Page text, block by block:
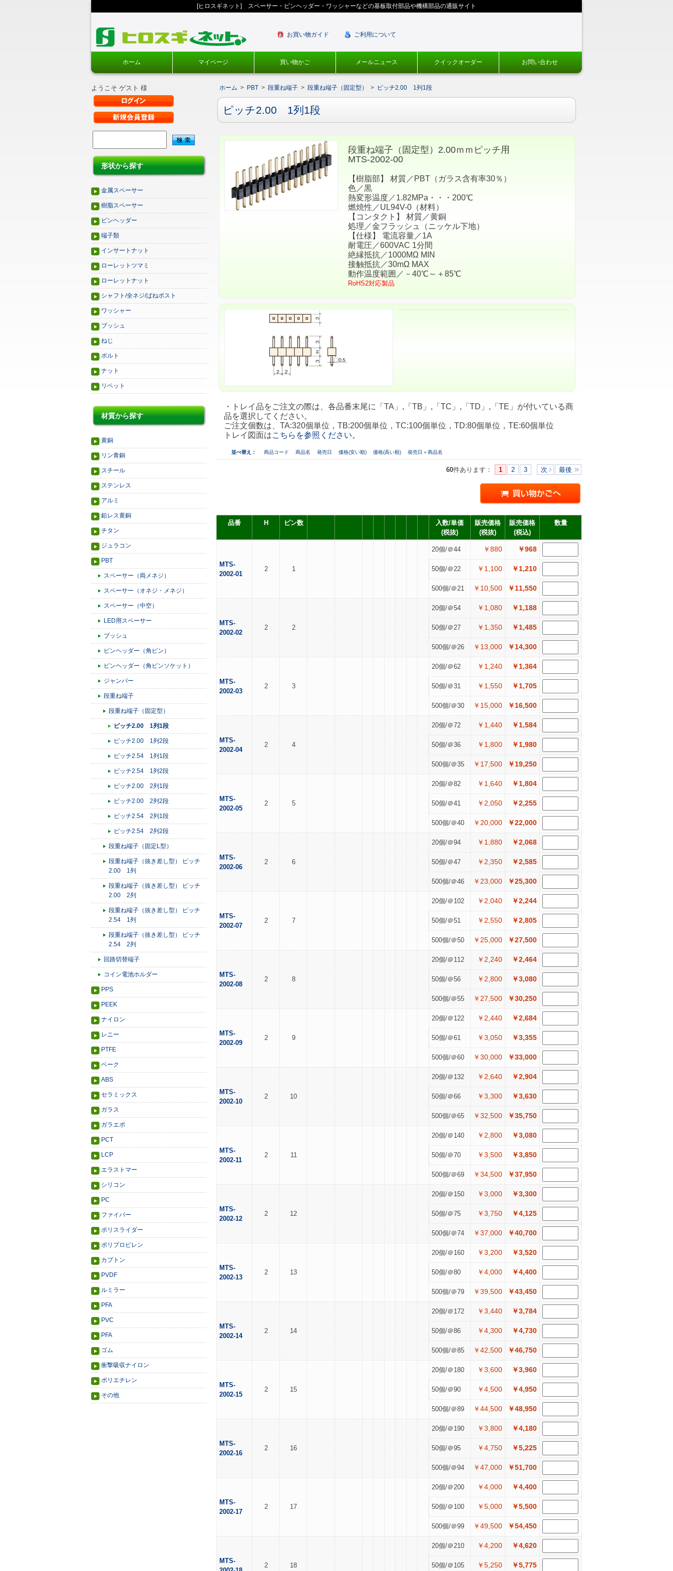
[ヒロスギネット] スペーサー・ピンヘッダー・ワッシャーなどの基板取付部品や機構部品の通販サイト
お買い物ガイド ご利用について
ホーム マイページ 買い物かご メールニュース クイックオーダー お問い合わせ
ようこそ ゲスト 様
形状から探す
金属スペーサー
樹脂スペーサー
ピンヘッダー
端子類
インサートナット
ローレットツマミ
ローレットナット
シャフト/全ネジ/ばねポスト
ワッシャー
ブッシュ
ねじ
ボルト
ナット
リベット
材質から探す
黄銅
リン青銅
スチール
ステンレス
アルミ
鉛レス黄銅
チタン
ジュラコン
PBT
スペーサー（両メネジ）
スペーサー（オネジ・メネジ）
スペーサー（中空）
LED用スペーサー
ブッシュ
ピンヘッダー（角ピン）
ピンヘッダー（角ピンソケット）
ジャンパー
段重ね端子
段重ね端子（固定型）
ピッチ2.00 1列1段
ピッチ2.00 1列2段
ピッチ2.54 1列1段
ピッチ2.54 1列2段
ピッチ2.00 2列1段
ピッチ2.00 2列2段
ピッチ2.54 2列1段
ピッチ2.54 2列2段
段重ね端子（固定L型）
段重ね端子（抜き差し型） ピッチ
2.00 1列
段重ね端子（抜き差し型） ピッチ
2.00 2列
段重ね端子（抜き差し型） ピッチ
2.54 1列
段重ね端子（抜き差し型） ピッチ
2.54 2列
回路切替端子
コイン電池ホルダー
PPS
PEEK
ナイロン
レニー
PTFE
ベーク
ABS
セラミックス
ガラス
ガラエポ
PCT
LCP
エラストマー
シリコン
PC
ファイバー
ポリスライダー
ポリプロピレン
カプトン
PVDF
ルミラー
PFA
PVC
PFA
ゴム
衝撃吸収ナイロン
ポリエチレン
その他
ホーム > PBT > 段重ね端子 > 段重ね端子（固定型） > ピッチ2.00 1列1段
ピッチ2.00 1列1段
段重ね端子（固定型）2.00ｍｍピッチ用
MTS-2002-00
【樹脂部】 材質／PBT（ガラス含有率30％）
色／黒
熱変形温度／1.82MPa・・・200℃
燃焼性／UL94V-0（材料）
【コンタクト】 材質／黄銅
処理／金フラッシュ（ニッケル下地）
【仕様】 電流容量／1A
耐電圧／600VAC 1分間
絶縁抵抗／1000MΩ MIN
接触抵抗／30mΩ MAX
動作温度範囲／－40℃～＋85℃
RoHS2対応製品
・トレイ品をご注文の際は、各品番末尾に「TA」,「TB」,「TC」,「TD」,「TE」が付いている商
品を選択してください。
ご注文個数は、TA:320個単位，TB:200個単位，TC:100個単位，TD:80個単位，TE:60個単位
トレイ図面はこちらを参照ください。
並べ替え： 商品コード 商品名 発売日 価格(安い順) 価格(高い順) 発売日＋商品名
60件あります ： 1 2 3 次 最後
品番 H ピン数
入数/単価
(税抜)
販売価格
(税抜)
販売価格
(税込)
数量
MTS-
2002-01
2 1
20個/＠44 ￥880 ￥968
50個/＠22 ￥1,100 ￥1,210
500個/＠21 ￥10,500 ￥11,550
MTS-
2002-02
2 2
20個/＠54 ￥1,080 ￥1,188
50個/＠27 ￥1,350 ￥1,485
500個/＠26 ￥13,000 ￥14,300
MTS-
2002-03
2 3
20個/＠62 ￥1,240 ￥1,364
50個/＠31 ￥1,550 ￥1,705
500個/＠30 ￥15,000 ￥16,500
MTS-
2002-04
2 4
20個/＠72 ￥1,440 ￥1,584
50個/＠36 ￥1,800 ￥1,980
500個/＠35 ￥17,500 ￥19,250
MTS-
2002-05
2 5
20個/＠82 ￥1,640 ￥1,804
50個/＠41 ￥2,050 ￥2,255
500個/＠40 ￥20,000 ￥22,000
MTS-
2002-06
2 6
20個/＠94 ￥1,880 ￥2,068
50個/＠47 ￥2,350 ￥2,585
500個/＠46 ￥23,000 ￥25,300
MTS-
2002-07
2 7
20個/＠102 ￥2,040 ￥2,244
50個/＠51 ￥2,550 ￥2,805
500個/＠50 ￥25,000 ￥27,500
MTS-
2002-08
2 8
20個/＠112 ￥2,240 ￥2,464
50個/＠56 ￥2,800 ￥3,080
500個/＠55 ￥27,500 ￥30,250
MTS-
2002-09
2 9
20個/＠122 ￥2,440 ￥2,684
50個/＠61 ￥3,050 ￥3,355
500個/＠60 ￥30,000 ￥33,000
MTS-
2002-10
2 10
20個/＠132 ￥2,640 ￥2,904
50個/＠66 ￥3,300 ￥3,630
500個/＠65 ￥32,500 ￥35,750
MTS-
2002-11
2 11
20個/＠140 ￥2,800 ￥3,080
50個/＠70 ￥3,500 ￥3,850
500個/＠69 ￥34,500 ￥37,950
MTS-
2002-12
2 12
20個/＠150 ￥3,000 ￥3,300
50個/＠75 ￥3,750 ￥4,125
500個/＠74 ￥37,000 ￥40,700
MTS-
2002-13
2 13
20個/＠160 ￥3,200 ￥3,520
50個/＠80 ￥4,000 ￥4,400
500個/＠79 ￥39,500 ￥43,450
MTS-
2002-14
2 14
20個/＠172 ￥3,440 ￥3,784
50個/＠86 ￥4,300 ￥4,730
500個/＠85 ￥42,500 ￥46,750
MTS-
2002-15
2 15
20個/＠180 ￥3,600 ￥3,960
50個/＠90 ￥4,500 ￥4,950
500個/＠89 ￥44,500 ￥48,950
MTS-
2002-16
2 16
20個/＠190 ￥3,800 ￥4,180
50個/＠95 ￥4,750 ￥5,225
500個/＠94 ￥47,000 ￥51,700
MTS-
2002-17
2 17
20個/＠200 ￥4,000 ￥4,400
50個/＠100 ￥5,000 ￥5,500
500個/＠99 ￥49,500 ￥54,450
MTS-
2 18
20個/＠210 ￥4,200 ￥4,620
50個/＠105 ￥5,250 ￥5,775